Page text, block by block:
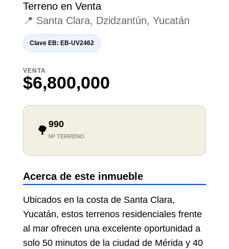
Terreno en Venta
📍 Santa Clara, Dzidzantún, Yucatán
Clave EB: EB-UV2462
VENTA
$6,800,000
🌳 990
M² TERRENO
Acerca de este inmueble
Ubicados en la costa de Santa Clara,
Yucatán, estos terrenos residenciales frente
al mar ofrecen una excelente oportunidad a
solo 50 minutos de la ciudad de Mérida y 40